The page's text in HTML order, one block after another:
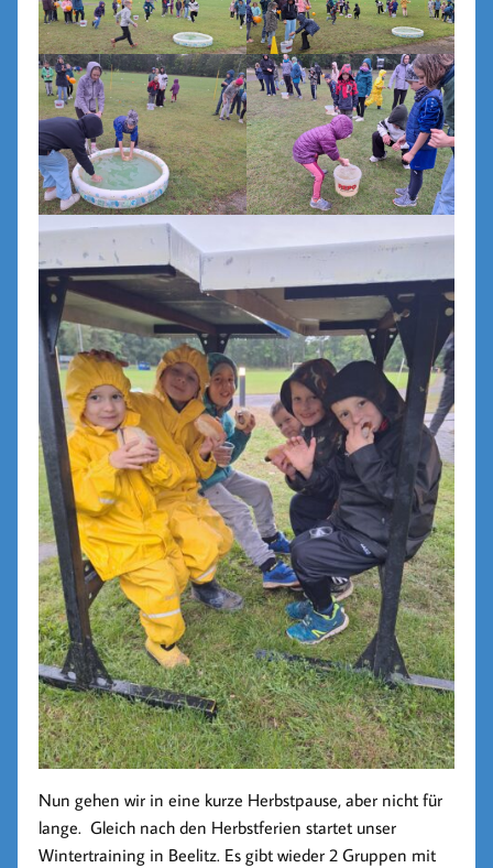
Nun gehen wir in eine kurze Herbstpause, aber nicht für
lange. Gleich nach den Herbstferien startet unser
Wintertraining in Beelitz. Es gibt wieder 2 Gruppen mit